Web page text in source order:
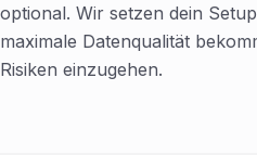
optional. Wir setzen dein
maximale Datenqualität
Risiken einzugehen.